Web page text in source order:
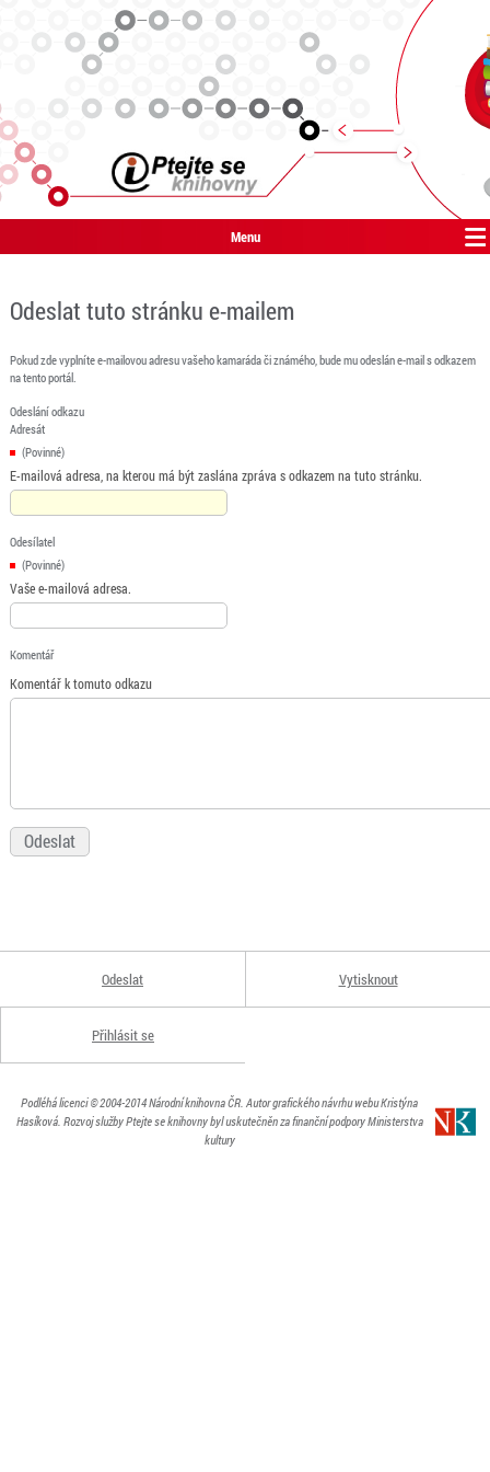
Menu
Odeslat tuto stránku e-mailem
Pokud zde vyplníte e-mailovou adresu vašeho kamaráda či známého, bude mu odeslán e-mail s odkazem
na tento portál.
Odeslání odkazu
Adresát
(Povinné)
E-mailová adresa, na kterou má být zaslána zpráva s odkazem na tuto stránku.
Odesílatel
(Povinné)
Vaše e-mailová adresa.
Komentář
Komentář k tomuto odkazu
Odeslat Vytisknout
Přihlásit se
Podléhá licenci© 2004-2014Národní knihovna ČR. Autor grafického návrhu webu Kristýna
Hasíková. Rozvoj služby Ptejte se knihovny byl uskutečněn za finanční podpory Ministerstva
kultury